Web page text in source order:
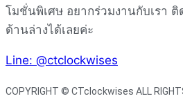
โมชั่นพิเศษ อยากร่วมงานกับเรา
ด้านล่างได้เลยค่ะ
Line: @ctclockwises
COPYRIGHT © CTclockwises ALL